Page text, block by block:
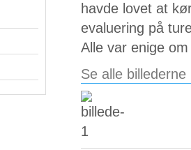
havde lovet at
evaluering på
Alle var enige
Se alle billederne